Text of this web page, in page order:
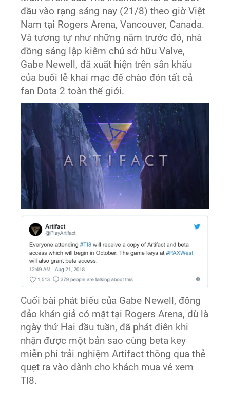
đầu vào rạng sáng nay (21/8) theo giờ Việt
Nam tại Rogers Arena, Vancouver, Canada.
Và tương tự như những năm trước đó, nhà
đồng sáng lập kiêm chủ sở hữu Valve,
Gabe Newell, đã xuất hiện trên sân khấu
của buổi lễ khai mạc để chào đón tất cả
fan Dota 2 toàn thế giới.
Cuối bài phát biểu của Gabe Newell, đông
đảo khán giả có mặt tại Rogers Arena, dù là
ngày thứ Hai đầu tuần, đã phát điên khi
nhận được một bản sao cùng beta key
miễn phí trải nghiệm Artifact thông qua thẻ
quẹt ra vào dành cho khách mua vé xem
TI8.